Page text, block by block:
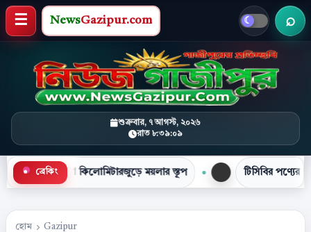
শুক্রবার, ৭ আগস্ট, ২০২৬
রাত ৮:৩৯:১০
মেনু খুলুন
NewsGazipur.com
● ব্রেকিং ময়লার স্তূপ টিসিবির পণ্যের লাইনে দাঁড়িয়ে
হোম
Gazipur